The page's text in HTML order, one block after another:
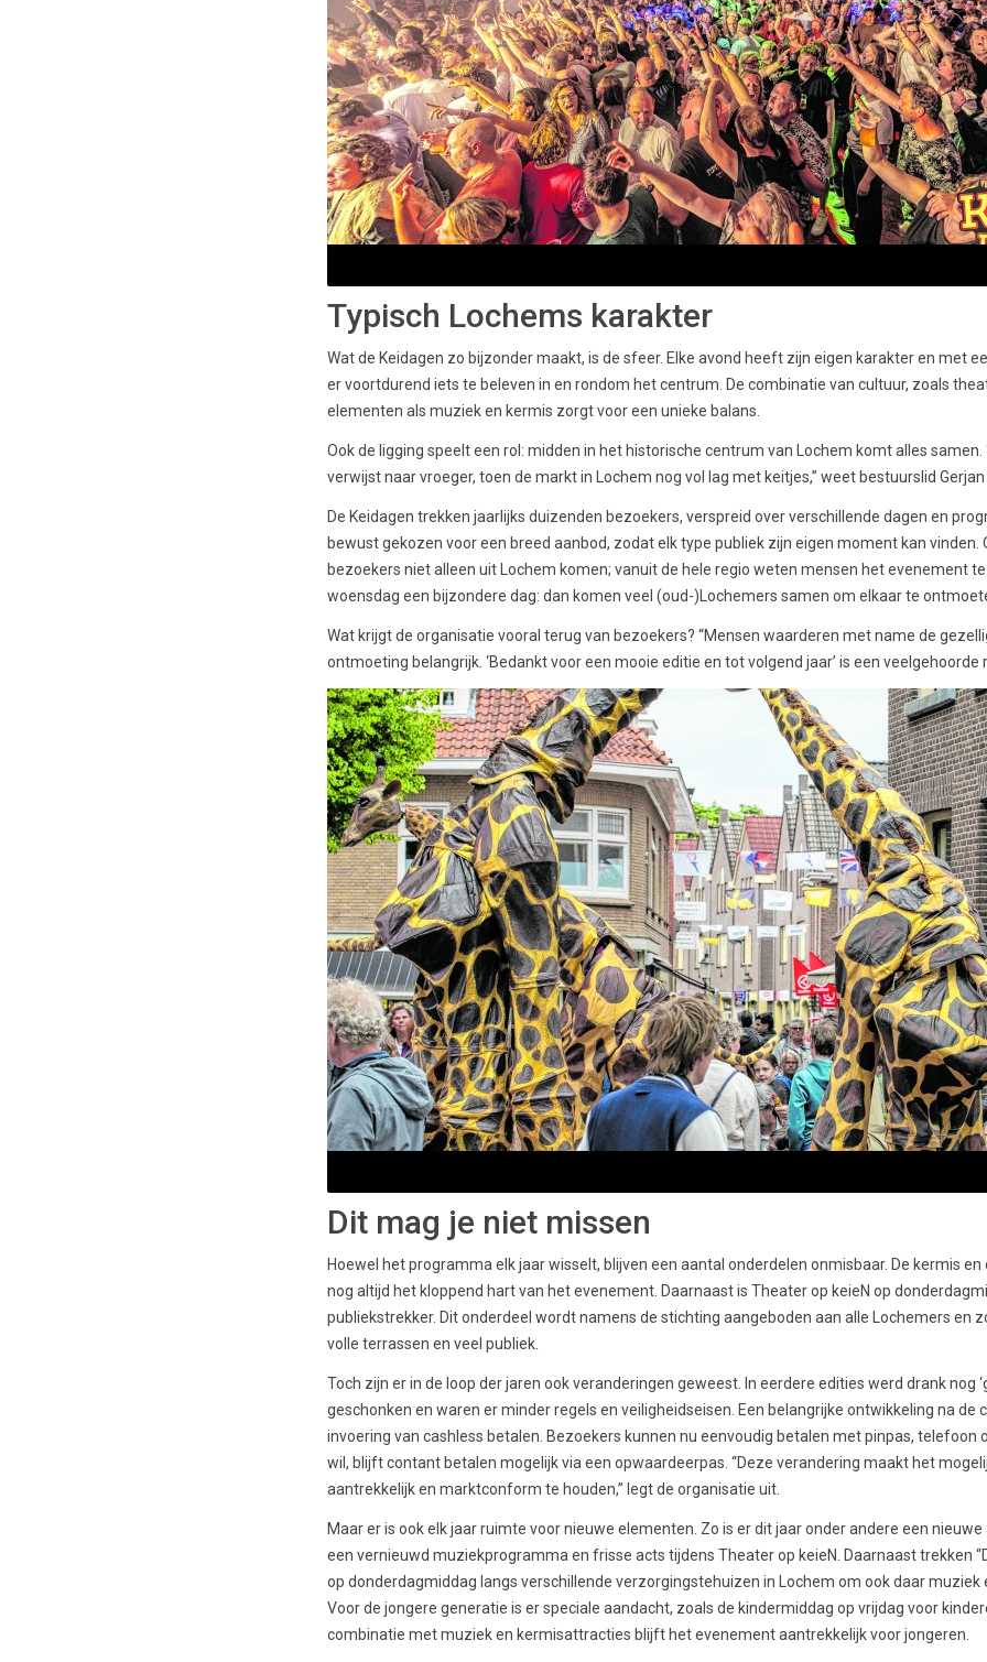
Typisch Lochems karakter
Wat de Keidagen zo bijzonder maakt, is de sfeer. Elke avond heeft zijn eigen karakter en met
er voortdurend iets te beleven in en rondom het centrum. De combinatie van cultuur, zoals
elementen als muziek en kermis zorgt voor een unieke balans.
Ook de ligging speelt een rol: midden in het historische centrum van Lochem komt alles samen.
verwijst naar vroeger, toen de markt in Lochem nog vol lag met keitjes,” weet bestuurslid
De Keidagen trekken jaarlijks duizenden bezoekers, verspreid over verschillende dagen en
bewust gekozen voor een breed aanbod, zodat elk type publiek zijn eigen moment kan vinden.
bezoekers niet alleen uit Lochem komen; vanuit de hele regio weten mensen het evenement
woensdag een bijzondere dag: dan komen veel (oud-)Lochemers samen om elkaar te
Wat krijgt de organisatie vooral terug van bezoekers? “Mensen waarderen met name de
ontmoeting belangrijk. ‘Bedankt voor een mooie editie en tot volgend jaar’ is een veelgehoorde
Dit mag je niet missen
Hoewel het programma elk jaar wisselt, blijven een aantal onderdelen onmisbaar. De kermis
nog altijd het kloppend hart van het evenement. Daarnaast is Theater op keieN op
publiekstrekker. Dit onderdeel wordt namens de stichting aangeboden aan alle Lochemers en
volle terrassen en veel publiek.
Toch zijn er in de loop der jaren ook veranderingen geweest. In eerdere edities werd drank nog
geschonken en waren er minder regels en veiligheidseisen. Een belangrijke ontwikkeling na de
invoering van cashless betalen. Bezoekers kunnen nu eenvoudig betalen met pinpas, telefoon
wil, blijft contant betalen mogelijk via een opwaardeerpas. “Deze verandering maakt het
aantrekkelijk en marktconform te houden,” legt de organisatie uit.
Maar er is ook elk jaar ruimte voor nieuwe elementen. Zo is er dit jaar onder andere een
een vernieuwd muziekprogramma en frisse acts tijdens Theater op keieN. Daarnaast trekken
op donderdagmiddag langs verschillende verzorgingstehuizen in Lochem om ook daar muziek
Voor de jongere generatie is er speciale aandacht, zoals de kindermiddag op vrijdag voor
combinatie met muziek en kermisattracties blijft het evenement aantrekkelijk voor jongeren.